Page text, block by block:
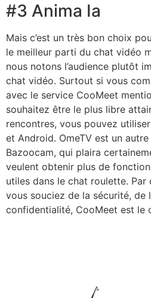
#3 Anima Ia
Mais c’est un très bon choix
le meilleur parti du chat vidéo
nous notons l’audience plutôt
chat vidéo. Surtout si vous
avec le service CooMeet
souhaitez être le plus libre
rencontres, vous pouvez
et Android. OmeTV est un
Bazoocam, qui plaira
veulent obtenir plus de
utiles dans le chat roulette. Par
vous souciez de la sécurité, de
confidentialité, CooMeet est le